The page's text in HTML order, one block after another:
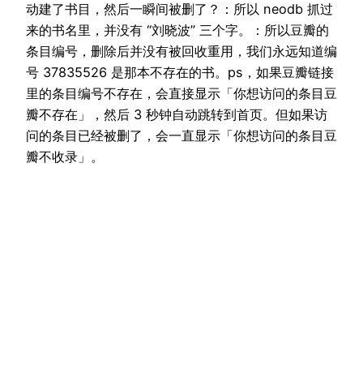
动建了书目，然后一瞬间被删了？：所以 neodb 抓过
来的书名里，并没有 “刘晓波” 三个字。：所以豆瓣的
条目编号，删除后并没有被回收重用，我们永远知道编
号 37835526 是那本不存在的书。ps，如果豆瓣链接
里的条目编号不存在，会直接显示「你想访问的条目豆
瓣不存在」，然后 3 秒钟自动跳转到首页。但如果访
问的条目已经被删了，会一直显示「你想访问的条目豆
瓣不收录」。